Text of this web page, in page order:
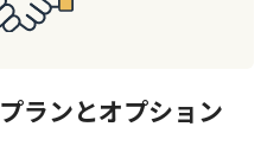
ランとオプション